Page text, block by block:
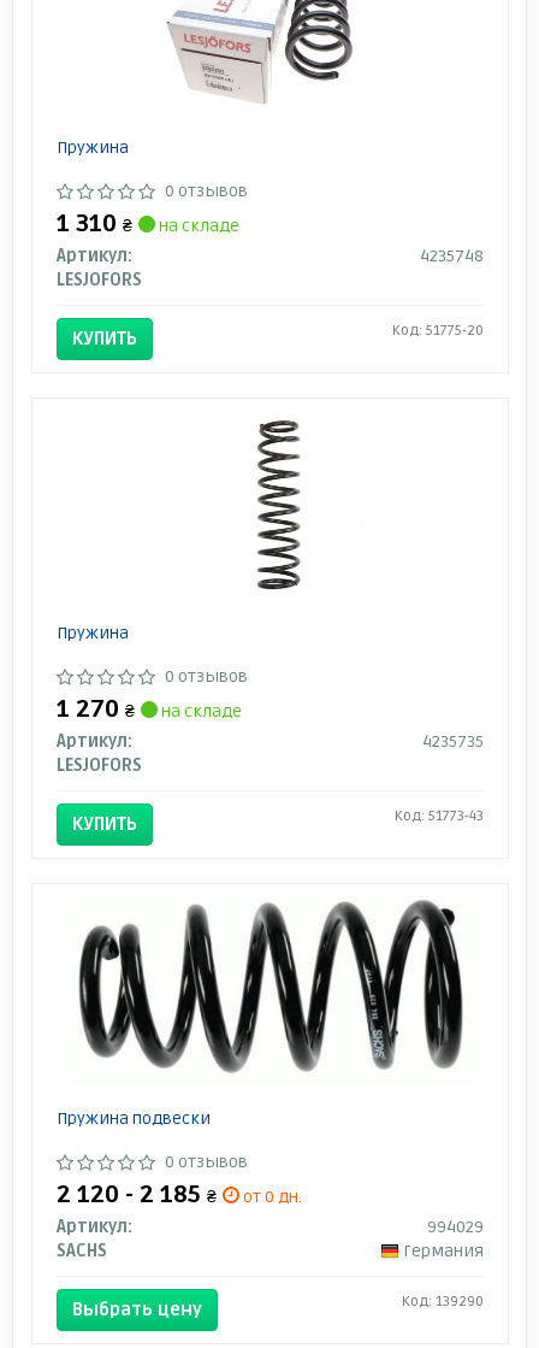
Пружина
0 отзывов
1 310 ₴
на складе
Артикул:
4235748
LESJOFORS
КУПИТЬ Код: 51775-20
Пружина
0 отзывов
1 270 ₴
на складе
Артикул:
4235735
LESJOFORS
КУПИТЬ Код: 51773-43
Пружина подвески
0 отзывов
2 120 - 2 185 ₴
от 0 дн.
Артикул:
994029
SACHS
Германия
Выбрать цену Код: 139290